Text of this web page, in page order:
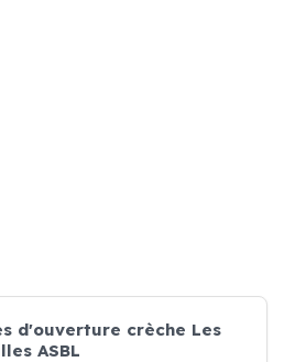
d'ouverture crèche Les
ASBL